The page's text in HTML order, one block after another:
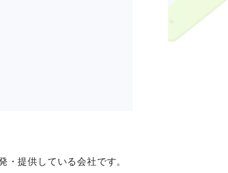
提供している会社です。